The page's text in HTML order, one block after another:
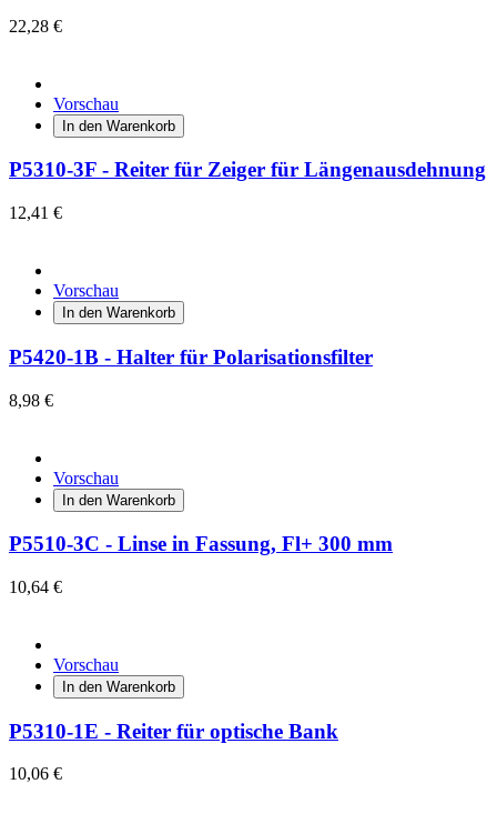
22,28 €
Vorschau
In den Warenkorb
P5310-3F - Reiter für Zeiger für Längenausdehnung
12,41 €
Vorschau
In den Warenkorb
P5420-1B - Halter für Polarisationsfilter
8,98 €
Vorschau
In den Warenkorb
P5510-3C - Linse in Fassung, Fl+ 300 mm
10,64 €
Vorschau
In den Warenkorb
P5310-1E - Reiter für optische Bank
10,06 €